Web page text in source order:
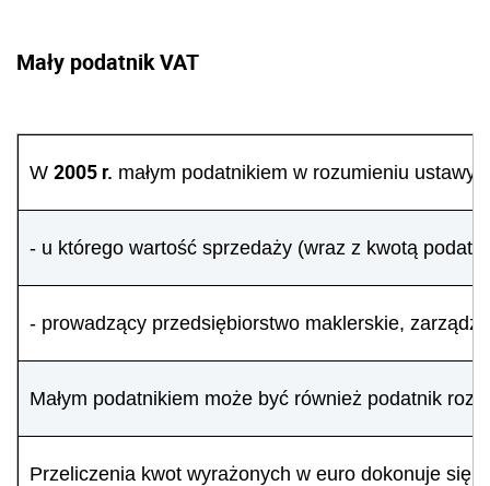
Mały podatnik VAT
W 2005 r. małym podatnikiem w rozumieniu ustawy
- u którego wartość sprzedaży (wraz z kwotą
- prowadzący przedsiębiorstwo maklerskie,
Małym podatnikiem może być również podatnik
Przeliczenia kwot wyrażonych w euro dokonuje się